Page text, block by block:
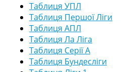
Таблиця УПЛ
Таблиця Першої Ліги
Таблиця АПЛ
Таблиця Ла Ліга
Таблиця Серії А
Таблиця Бундесліги